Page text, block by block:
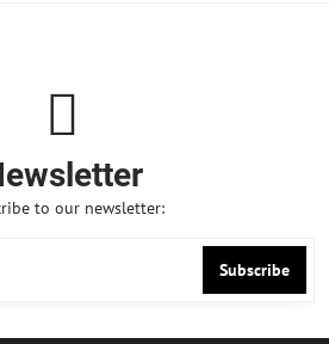
to our newsletter:
Subscribe